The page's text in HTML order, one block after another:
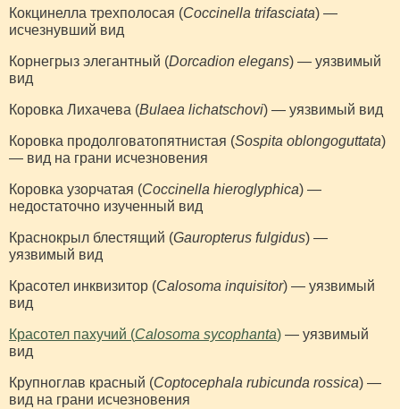
Кокцинелла трехполосая (Coccinella trifasciata) —
исчезнувший вид
Корнегрыз элегантный (Dorcadion elegans) — уязвимый
вид
Коровка Лихачева (Bulaea lichatschovi) — уязвимый вид
Коровка продолговатопятнистая (Sospita oblongoguttata)
— вид на грани исчезновения
Коровка узорчатая (Coccinella hieroglyphica) —
недостаточно изученный вид
Краснокрыл блестящий (Gauropterus fulgidus) —
уязвимый вид
Красотел инквизитор (Calosoma inquisitor) — уязвимый
вид
Красотел пахучий (Calosoma sycophanta) — уязвимый
вид
Крупноглав красный (Coptocephala rubicunda rossica) —
вид на грани исчезновения